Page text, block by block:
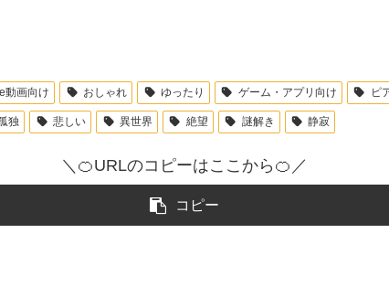
動画向け おしゃれ ゆったり ゲーム・アプリ向け ピ
独 悲しい 異世界 絶望 謎解き 静寂
＼🍊URLのコピーはここから🍊／
コピー